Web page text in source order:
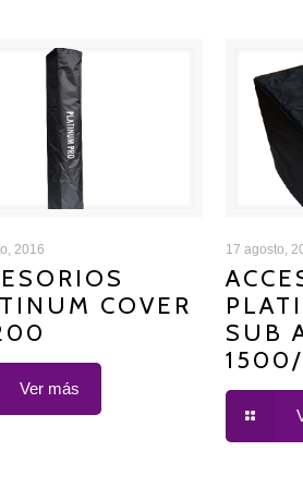
PLATINUM
COVER K-1200
2016
COVER
Ver más
COVER
17 agosto,
SUB